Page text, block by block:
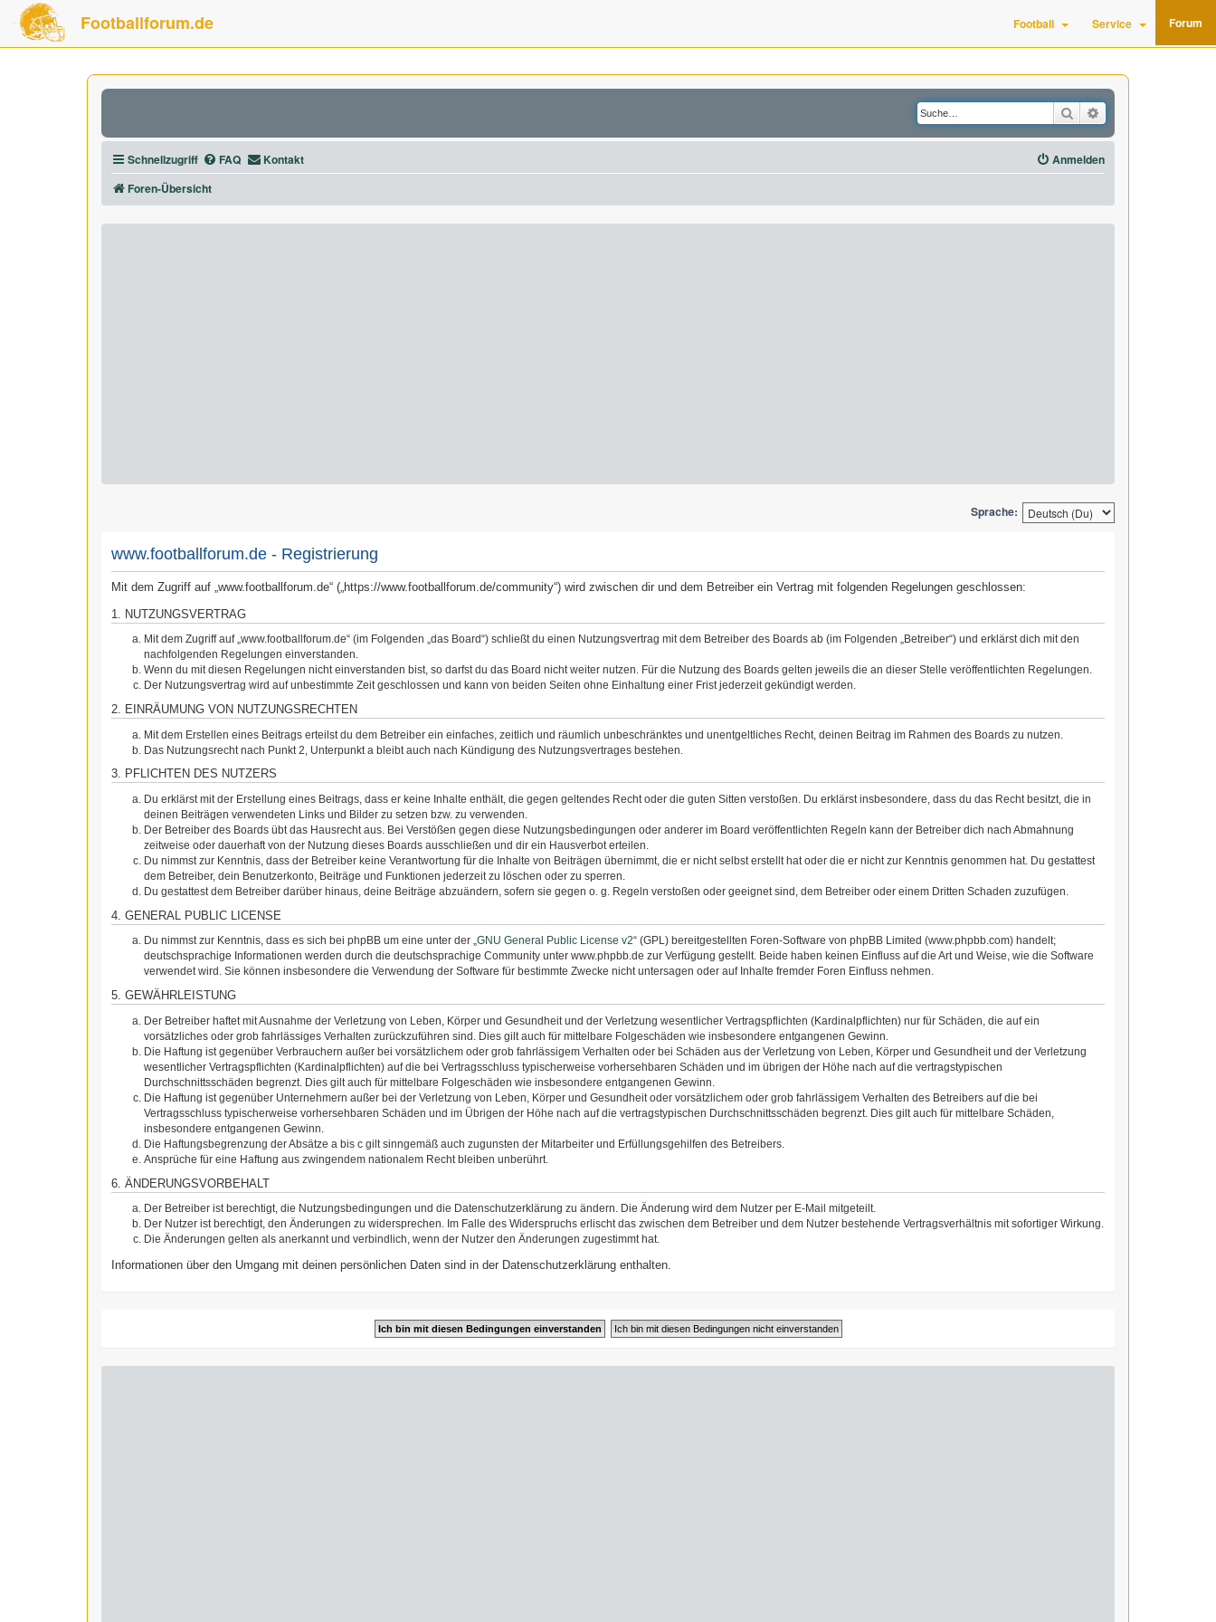
Footballforum.de Football Service Forum
Suche
Schnellzugriff FAQ Kontakt
Anmelden
Foren-Übersicht
Sprache:
www.footballforum.de - Registrierung
Mit dem Zugriff auf „www.footballforum.de“ („https://www.footballforum.de/community“) wird zwischen dir und dem Betreiber ein Vertrag mit folgenden Regelungen geschlossen:
1. NUTZUNGSVERTRAG
Mit dem Zugriff auf „www.footballforum.de“ (im Folgenden „das Board“) schließt du einen Nutzungsvertrag mit dem Betreiber des Boards ab (im Folgenden „Betreiber“) und erklärst dich mit den
nachfolgenden Regelungen einverstanden.
Wenn du mit diesen Regelungen nicht einverstanden bist, so darfst du das Board nicht weiter nutzen. Für die Nutzung des Boards gelten jeweils die an dieser Stelle veröffentlichten Regelungen.
Der Nutzungsvertrag wird auf unbestimmte Zeit geschlossen und kann von beiden Seiten ohne Einhaltung einer Frist jederzeit gekündigt werden.
2. EINRÄUMUNG VON NUTZUNGSRECHTEN
Mit dem Erstellen eines Beitrags erteilst du dem Betreiber ein einfaches, zeitlich und räumlich unbeschränktes und unentgeltliches Recht, deinen Beitrag im Rahmen des Boards zu nutzen.
Das Nutzungsrecht nach Punkt 2, Unterpunkt a bleibt auch nach Kündigung des Nutzungsvertrages bestehen.
3. PFLICHTEN DES NUTZERS
Du erklärst mit der Erstellung eines Beitrags, dass er keine Inhalte enthält, die gegen geltendes Recht oder die guten Sitten verstoßen. Du erklärst insbesondere, dass du das Recht besitzt, die in
deinen Beiträgen verwendeten Links und Bilder zu setzen bzw. zu verwenden.
Der Betreiber des Boards übt das Hausrecht aus. Bei Verstößen gegen diese Nutzungsbedingungen oder anderer im Board veröffentlichten Regeln kann der Betreiber dich nach Abmahnung
zeitweise oder dauerhaft von der Nutzung dieses Boards ausschließen und dir ein Hausverbot erteilen.
Du nimmst zur Kenntnis, dass der Betreiber keine Verantwortung für die Inhalte von Beiträgen übernimmt, die er nicht selbst erstellt hat oder die er nicht zur Kenntnis genommen hat. Du gestattest
dem Betreiber, dein Benutzerkonto, Beiträge und Funktionen jederzeit zu löschen oder zu sperren.
Du gestattest dem Betreiber darüber hinaus, deine Beiträge abzuändern, sofern sie gegen o. g. Regeln verstoßen oder geeignet sind, dem Betreiber oder einem Dritten Schaden zuzufügen.
4. GENERAL PUBLIC LICENSE
Du nimmst zur Kenntnis, dass es sich bei phpBB um eine unter der „GNU General Public License v2“ (GPL) bereitgestellten Foren-Software von phpBB Limited (www.phpbb.com) handelt;
deutschsprachige Informationen werden durch die deutschsprachige Community unter www.phpbb.de zur Verfügung gestellt. Beide haben keinen Einfluss auf die Art und Weise, wie die Software
verwendet wird. Sie können insbesondere die Verwendung der Software für bestimmte Zwecke nicht untersagen oder auf Inhalte fremder Foren Einfluss nehmen.
5. GEWÄHRLEISTUNG
Der Betreiber haftet mit Ausnahme der Verletzung von Leben, Körper und Gesundheit und der Verletzung wesentlicher Vertragspflichten (Kardinalpflichten) nur für Schäden, die auf ein
vorsätzliches oder grob fahrlässiges Verhalten zurückzuführen sind. Dies gilt auch für mittelbare Folgeschäden wie insbesondere entgangenen Gewinn.
Die Haftung ist gegenüber Verbrauchern außer bei vorsätzlichem oder grob fahrlässigem Verhalten oder bei Schäden aus der Verletzung von Leben, Körper und Gesundheit und der Verletzung
wesentlicher Vertragspflichten (Kardinalpflichten) auf die bei Vertragsschluss typischerweise vorhersehbaren Schäden und im übrigen der Höhe nach auf die vertragstypischen
Durchschnittsschäden begrenzt. Dies gilt auch für mittelbare Folgeschäden wie insbesondere entgangenen Gewinn.
Die Haftung ist gegenüber Unternehmern außer bei der Verletzung von Leben, Körper und Gesundheit oder vorsätzlichem oder grob fahrlässigem Verhalten des Betreibers auf die bei
Vertragsschluss typischerweise vorhersehbaren Schäden und im Übrigen der Höhe nach auf die vertragstypischen Durchschnittsschäden begrenzt. Dies gilt auch für mittelbare Schäden,
insbesondere entgangenen Gewinn.
Die Haftungsbegrenzung der Absätze a bis c gilt sinngemäß auch zugunsten der Mitarbeiter und Erfüllungsgehilfen des Betreibers.
Ansprüche für eine Haftung aus zwingendem nationalem Recht bleiben unberührt.
6. ÄNDERUNGSVORBEHALT
Der Betreiber ist berechtigt, die Nutzungsbedingungen und die Datenschutzerklärung zu ändern. Die Änderung wird dem Nutzer per E-Mail mitgeteilt.
Der Nutzer ist berechtigt, den Änderungen zu widersprechen. Im Falle des Widerspruchs erlischt das zwischen dem Betreiber und dem Nutzer bestehende Vertragsverhältnis mit sofortiger Wirkung.
Die Änderungen gelten als anerkannt und verbindlich, wenn der Nutzer den Änderungen zugestimmt hat.
Informationen über den Umgang mit deinen persönlichen Daten sind in der Datenschutzerklärung enthalten.